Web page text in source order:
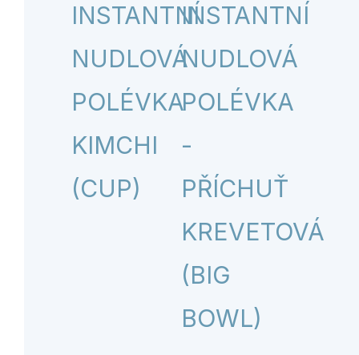
INSTANTNÍ
NUDLOVÁ
POLÉVKA
KIMCHI
(CUP)
INSTANTNÍ
NUDLOVÁ
POLÉVKA
-
PŘÍCHUŤ
KREVETOVÁ
(BIG
BOWL)